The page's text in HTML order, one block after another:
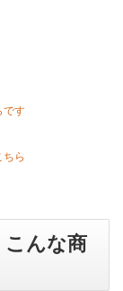
です
ら
こんな商